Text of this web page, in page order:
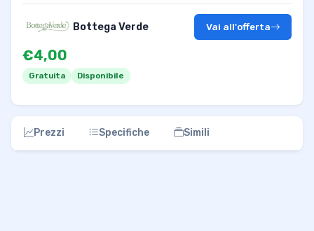
Bottega Verde
€4,00
Gratuita Disponibile
Vai all'offerta
Prezzi Specifiche Simili